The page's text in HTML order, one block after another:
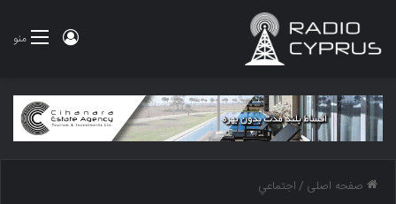
منو ورود
صفحه اصلی /اجتماعي